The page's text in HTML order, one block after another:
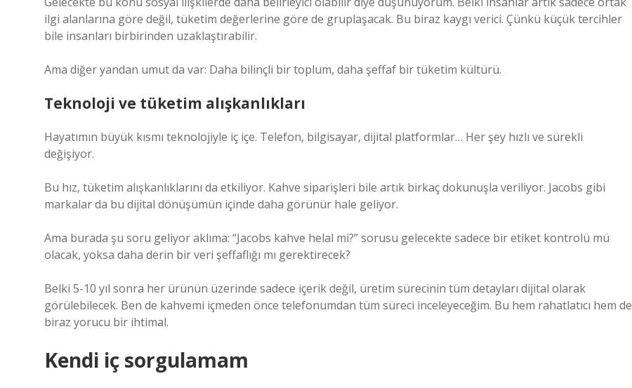
ilgi alanlarına göre değil, tüketim değerlerine göre de gruplaşacak. Bu biraz kaygı verici. Çünkü küçük tercihler
bile insanları birbirinden uzaklaştırabilir.
Ama diğer yandan umut da var: Daha bilinçli bir toplum, daha şeffaf bir tüketim kültürü.
Teknoloji ve tüketim alışkanlıkları
Hayatımın büyük kısmı teknolojiyle iç içe. Telefon, bilgisayar, dijital platformlar… Her şey hızlı ve sürekli
değişiyor.
Bu hız, tüketim alışkanlıklarını da etkiliyor. Kahve siparişleri bile artık birkaç dokunuşla veriliyor. Jacobs gibi
markalar da bu dijital dönüşümün içinde daha görünür hale geliyor.
Ama burada şu soru geliyor aklıma: “Jacobs kahve helal mi?” sorusu gelecekte sadece bir etiket kontrolü mü
olacak, yoksa daha derin bir veri şeffaflığı mı gerektirecek?
Belki 5-10 yıl sonra her ürünün üzerinde sadece içerik değil, üretim sürecinin tüm detayları dijital olarak
görülebilecek. Ben de kahvemi içmeden önce telefonumdan tüm süreci inceleyeceğim. Bu hem rahatlatıcı hem de
biraz yorucu bir ihtimal.
Kendi iç sorgulamam